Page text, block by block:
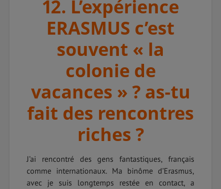
12. L’expérience
ERASMUS c’est
souvent « la
colonie de
vacances » ? as-tu
fait des rencontres
riches ?
J’ai rencontré des gens fantastiques, français
comme internationaux. Ma binôme d’Erasmus,
avec je suis longtemps restée en contact, a